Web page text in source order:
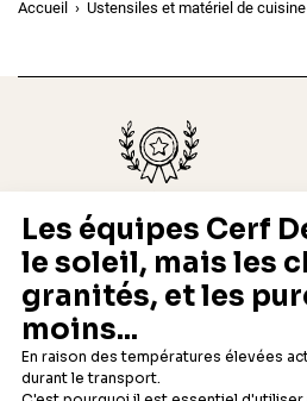
Accueil Ustensiles et matériel de cuisine
Depuis 1932
Fabricant français reconnu